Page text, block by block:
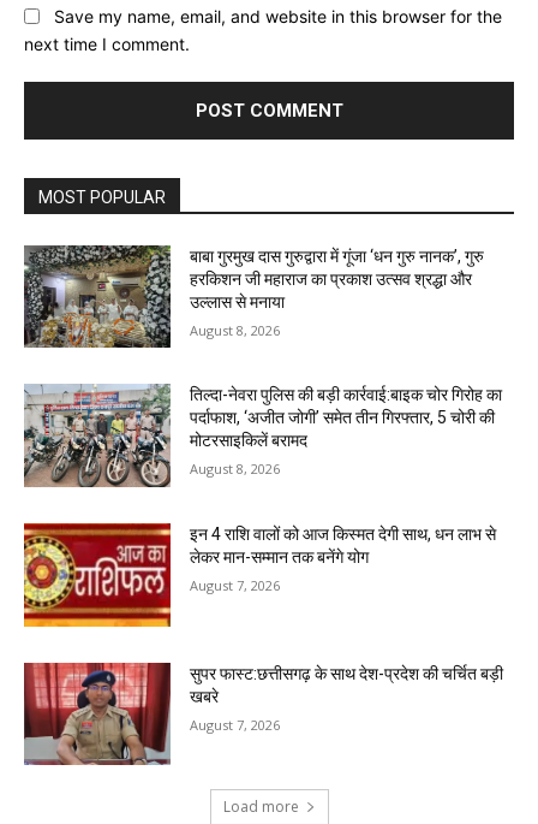
Save my name, email, and website in this browser for the
next time I comment.
MOST POPULAR
बाबा गुरमुख दास गुरुद्वारा में गूंजा ‘धन गुरु नानक’, गुरु
हरकिशन जी महाराज का प्रकाश उत्सव श्रद्धा और
उल्लास से मनाया
August 8, 2026
तिल्दा-नेवरा पुलिस की बड़ी कार्रवाई:बाइक चोर गिरोह का
पर्दाफाश, ‘अजीत जोगी’ समेत तीन गिरफ्तार, 5 चोरी की
मोटरसाइकिलें बरामद
August 8, 2026
इन 4 राशि वालों को आज किस्मत देगी साथ, धन लाभ से
लेकर मान-सम्मान तक बनेंगे योग
August 7, 2026
सुपर फास्ट:छत्तीसगढ़ के साथ देश-प्रदेश की चर्चित बड़ी
खबरे
August 7, 2026
Load more